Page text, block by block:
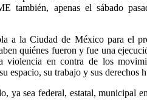
también, apenas el sábado
a la Ciudad de México para el
quiénes fueron y fue una
en contra de los
espacio, su trabajo y sus derechos
ya sea federal, estatal, municipal